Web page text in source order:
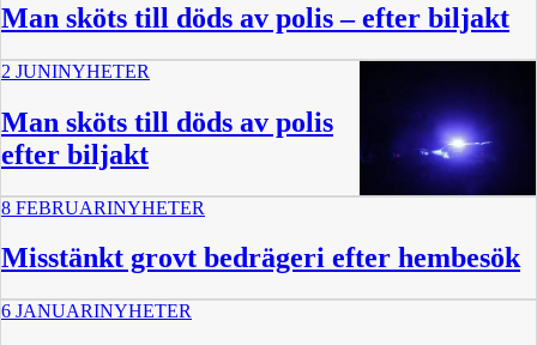
Man sköts till döds av polis – efter biljakt
2 JUNINYHETER
Man sköts till döds av polis
efter biljakt
8 FEBRUARINYHETER
Misstänkt grovt bedrägeri efter hembesök
6 JANUARINYHETER